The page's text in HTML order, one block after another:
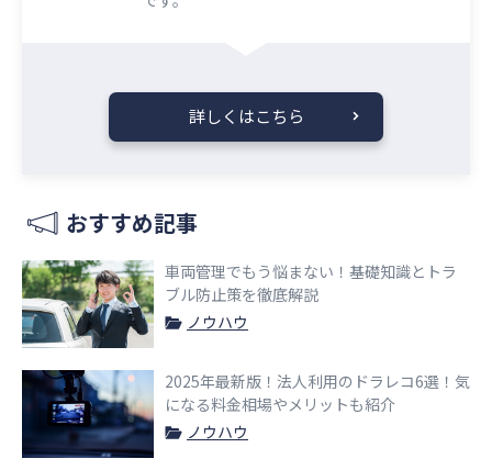
詳しくはこちら
おすすめ記事
車両管理でもう悩まない！基礎知識とトラ
ブル防止策を徹底解説
ノウハウ
2025年最新版！法人利用のドラレコ6選！気
になる料金相場やメリットも紹介
ノウハウ